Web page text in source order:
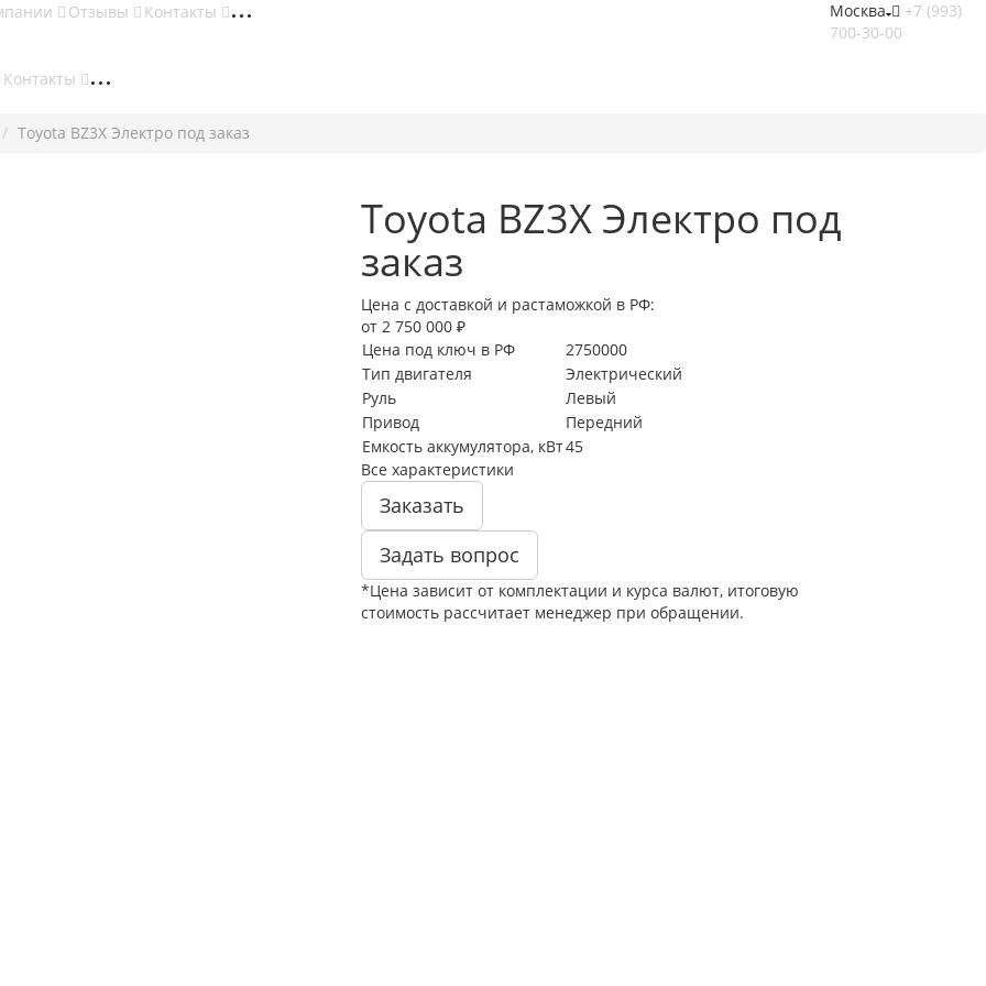
Москва
+7 (993)
700-30-00
Отзывы Контакты
Контакты
Toyota BZ3X Электро под заказ
Toyota BZ3X Электро под
заказ
Цена с доставкой и растаможкой в РФ:
от 2 750 000 ₽
Цена под ключ в РФ
2750000
Тип двигателя
Электрический
Руль
Левый
Привод
Передний
Емкость аккумулятора, кВт45
Все характеристики
Заказать
Задать вопрос
*Цена зависит от комплектации и курса валют, итоговую
стоимость рассчитает менеджер при обращении.